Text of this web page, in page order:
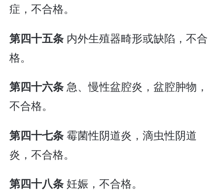
症，不合格。
第四十五条 内外生殖器畸形或缺陷，不合
格。
第四十六条急、慢性盆腔炎，盆腔肿物，
不合格。
第四十七条霉菌性阴道炎，滴虫性阴道
炎，不合格。
第四十八条妊娠，不合格。